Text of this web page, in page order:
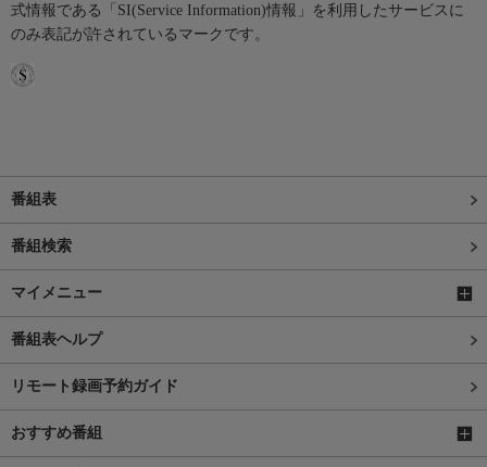
式情報である「SI(Service Information)情報」を利用したサービスに
のみ表記が許されているマークです。
番組表
番組検索
マイメニュー
番組表ヘルプ
リモート録画予約ガイド
おすすめ番組